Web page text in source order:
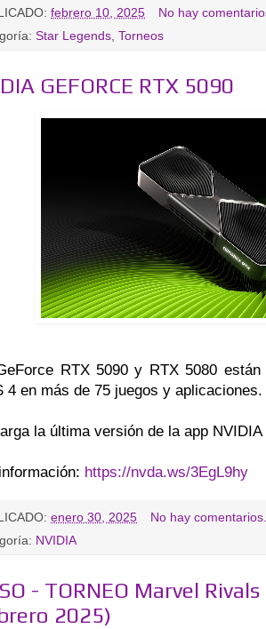
febrero 10, 2025
No hay
Star Legends, Torneos
GEFORCE RTX 5090
RTX 5090 y RTX 5080
4 en más de 75 juegos y aplicaciones.
la última versión de la app
https://nvda.ws/3EgL9hy
enero 30, 2025
No hay
NVIDIA
- TORNEO Marvel
2025)